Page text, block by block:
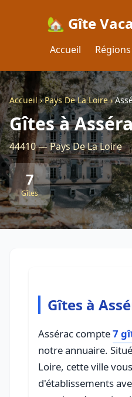
🏡 Gîte
Accueil Régions
Accueil›Pays De La Loire›
Gîtes à
44410 — Pays De La Loire
7
Gîtes
Gîtes à
Assérac compte7
notre annuaire.
Loire, cette ville
d'établissements